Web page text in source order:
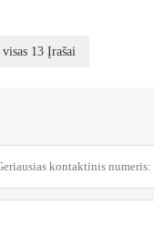
visas 13 Įrašai